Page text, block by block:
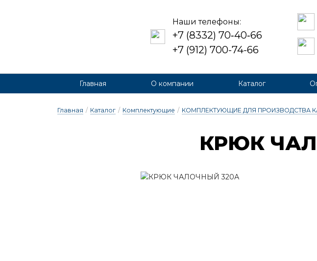
Главная О компании Каталог
Наши телефоны:
+7 (8332) 70‑40‑66
+7 (912) 700-74-66
Главная / Каталог / Комплектующие / КОМПЛЕКТУЮЩИЕ ДЛЯ ПРОИЗВОДСТВА
КРЮК